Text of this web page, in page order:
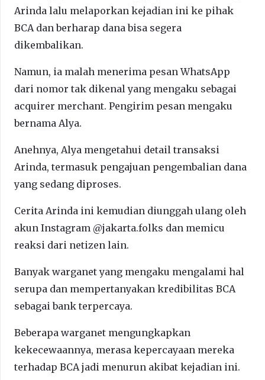
Arinda lalu melaporkan kejadian ini ke pihak
BCA dan berharap dana bisa segera
dikembalikan.
Namun, ia malah menerima pesan WhatsApp
dari nomor tak dikenal yang mengaku sebagai
acquirer merchant. Pengirim pesan mengaku
bernama Alya.
Anehnya, Alya mengetahui detail transaksi
Arinda, termasuk pengajuan pengembalian dana
yang sedang diproses.
Cerita Arinda ini kemudian diunggah ulang oleh
akun Instagram @jakarta.folks dan memicu
reaksi dari netizen lain.
Banyak warganet yang mengaku mengalami hal
serupa dan mempertanyakan kredibilitas BCA
sebagai bank terpercaya.
Beberapa warganet mengungkapkan
kekecewaannya, merasa kepercayaan mereka
terhadap BCA jadi menurun akibat kejadian ini.